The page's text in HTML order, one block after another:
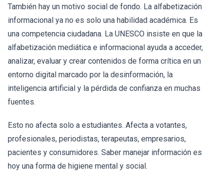
También hay un motivo social de fondo. La alfabetización
informacional ya no es solo una habilidad académica. Es
una competencia ciudadana. La UNESCO insiste en que la
alfabetización mediática e informacional ayuda a acceder,
analizar, evaluar y crear contenidos de forma crítica en un
entorno digital marcado por la desinformación, la
inteligencia artificial y la pérdida de confianza en muchas
fuentes.
Esto no afecta solo a estudiantes. Afecta a votantes,
profesionales, periodistas, terapeutas, empresarios,
pacientes y consumidores. Saber manejar información es
hoy una forma de higiene mental y social.